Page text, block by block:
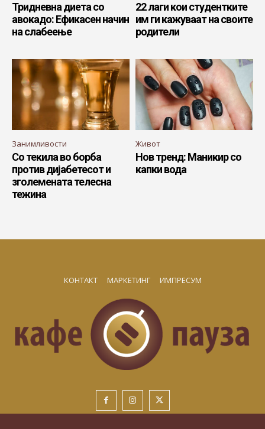
Тридневна диета со
авокадо: Ефикасен начин
на слабеење
22 лаги кои студентките
им ги кажуваат на своите
родители
Занимливости
Со текила во борба
против дијабетесот и
зголемената телесна
тежина
Живот
Нов тренд: Маникир со
капки вода
КОНТАКТ МАРКЕТИНГ ИМПРЕСУМ